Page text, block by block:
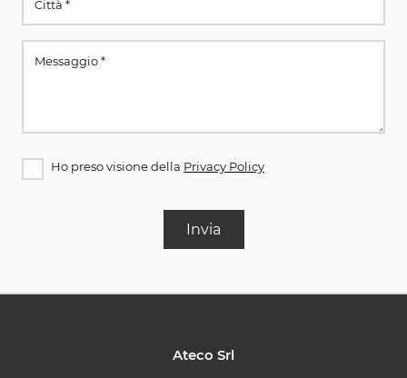
Ho preso visione della Privacy Policy
Invia
Ateco Srl